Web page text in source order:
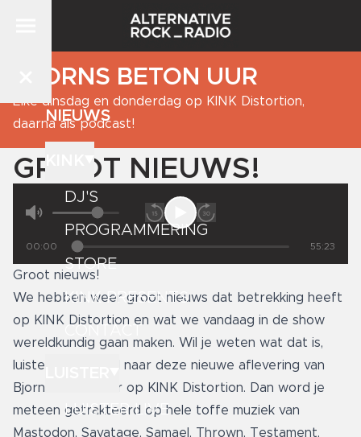
NIEUWS
DJ'S
PROGRAMMERING
STORE
KINK PRESENTS
LUISTER LIVE
BJORNS BETON UUR
Elke dinsdag en donderdag op KINK Distortion,
daarna als podcast!
GROOT NIEUWS!
00:00 55:23
Groot nieuws!
We hebben weer groot nieuws dat betrekking heeft
op KINK Distortion en wat we vandaag in de show
wereldkundig gaan maken. Wil je weten wat dat is,
luister dan vooral naar deze nieuwe aflevering van
Bjorn’s Beton Uur op KINK Distortion. Dan word je
meteen getrakteerd op hele toffe muziek van
Mastodon, Savatage, Samael, Thrown, Testament,